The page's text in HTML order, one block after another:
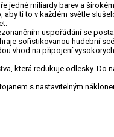
jedné miliardy barev a
aby ti to v každém světle
uspořádání se
sofistikovanou hudební
vhod na připojení
která redukuje
s nastavitelným